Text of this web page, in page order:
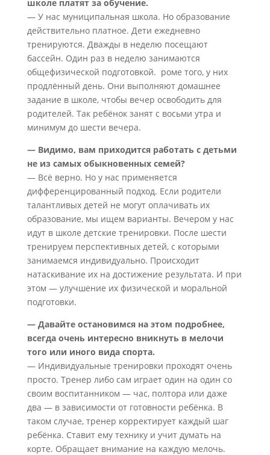
школе платят за обучение.
— У нас муниципальная школа. Но образование
действительно платное. Дети ежедневно
тренируются. Дважды в неделю посещают
бассейн. Один раз в неделю занимаются
общефизической подготовкой. роме того, у них
продлённый день. Они выполняют домашнее
задание в школе, чтобы вечер освободить для
родителей. Так ребёнок занят с восьми утра и
минимум до шести вечера.
— Видимо, вам приходится работать с детьми
не из самых обыкновенных семей?
— Всё верно. Но у нас применяется
дифференцированный подход. Если родители
талантливых детей не могут оплачивать их
образование, мы ищем варианты. Вечером у нас
идут в школе детские тренировки. После шести
тренируем перспективных детей, с которыми
занимаемся индивидуально. Происходит
натаскивание их на достижение результата. И при
этом — улучшение их физической и моральной
подготовки.
— Давайте остановимся на этом подробнее,
всегда очень интересно вникнуть в мелочи
того или иного вида спорта.
— Индивидуальные тренировки проходят очень
просто. Тренер либо сам играет один на один со
своим воспитанником — час, полтора или даже
два — в зависимости от готовности ребёнка. В
таком случае, тренер корректирует каждый шаг
ребёнка. Ставит ему технику и учит думать на
корте. Обращает внимание на каждую мелочь.